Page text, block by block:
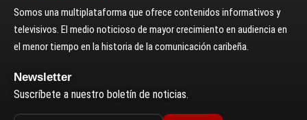
Somos una multiplataforma que ofrece contenidos informativos y
televisivos. El medio noticioso de mayor crecimiento en audiencia en
el menor tiempo en la historia de la comunicación caribeña.
Newsletter
Suscríbete a nuestro boletín de noticias.